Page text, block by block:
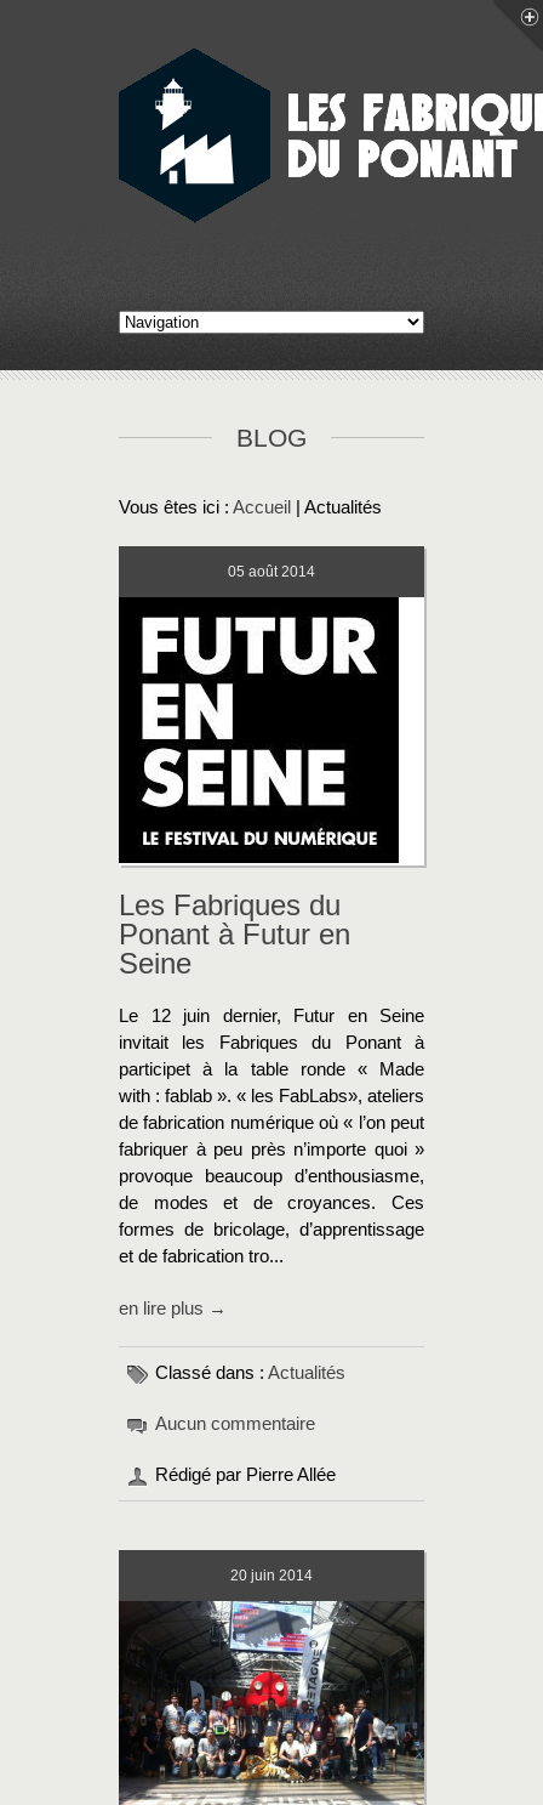
BLOG
Vous êtes ici : Accueil | Actualités
05 août 2014
Les Fabriques du
Ponant à Futur en
Seine
Le 12 juin dernier, Futur en Seine
invitait les Fabriques du Ponant à
participet à la table ronde « Made
with : fablab ». « les FabLabs», ateliers
de fabrication numérique où « l’on peut
fabriquer à peu près n’importe quoi »
provoque beaucoup d’enthousiasme,
de modes et de croyances. Ces
formes de bricolage, d’apprentissage
et de fabrication tro...
en lire plus →
Classé dans : Actualités
Aucun commentaire
Rédigé par Pierre Allée
20 juin 2014